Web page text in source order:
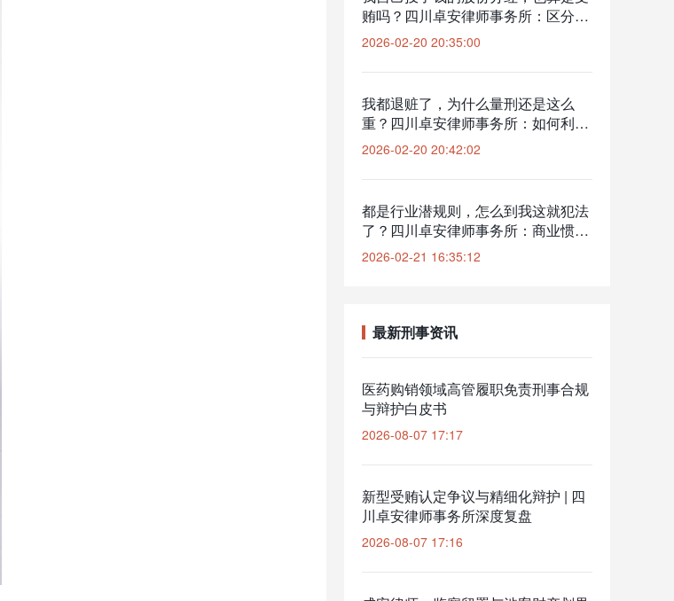
贿吗？四川卓安律师事务所：区分合
作投资与干股受贿的红线
2026-02-20 20:35:00
我都退赃了，为什么量刑还是这么
重？四川卓安律师事务所：如何利用
认罪认罚与坦白机制争取量刑底线
2026-02-20 20:42:02
都是行业潜规则，怎么到我这就犯法
了？四川卓安律师事务所：商业惯例
并非借口，但在定罪量刑中可争取情
2026-02-21 16:35:12
最新刑事资讯
医药购销领域高管履职免责刑事合规
与辩护白皮书
2026-08-07 17:17
新型受贿认定争议与精细化辩护 | 四
川卓安律师事务所深度复盘
2026-08-07 17:16